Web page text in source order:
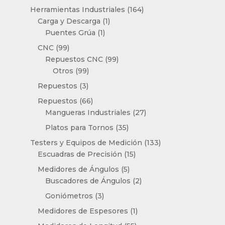
productos
Herramientas Industriales 164164
Carga y Descarga 11
Puentes Grúa 11
CNC 9999
productos
Repuestos CNC 9999
Otros 9999
productos
Repuestos 33
productos
Repuestos 6666
productos
Mangueras Industriales 2727
Platos para Tornos 3535
productos
Testers y Equipos de Medición 133133
Escuadras de Precisión 1515
Medidores de Ángulos 55
productos
Buscadores de Ángulos 22
Goniómetros 33
productos
Medidores de Espesores 11
producto